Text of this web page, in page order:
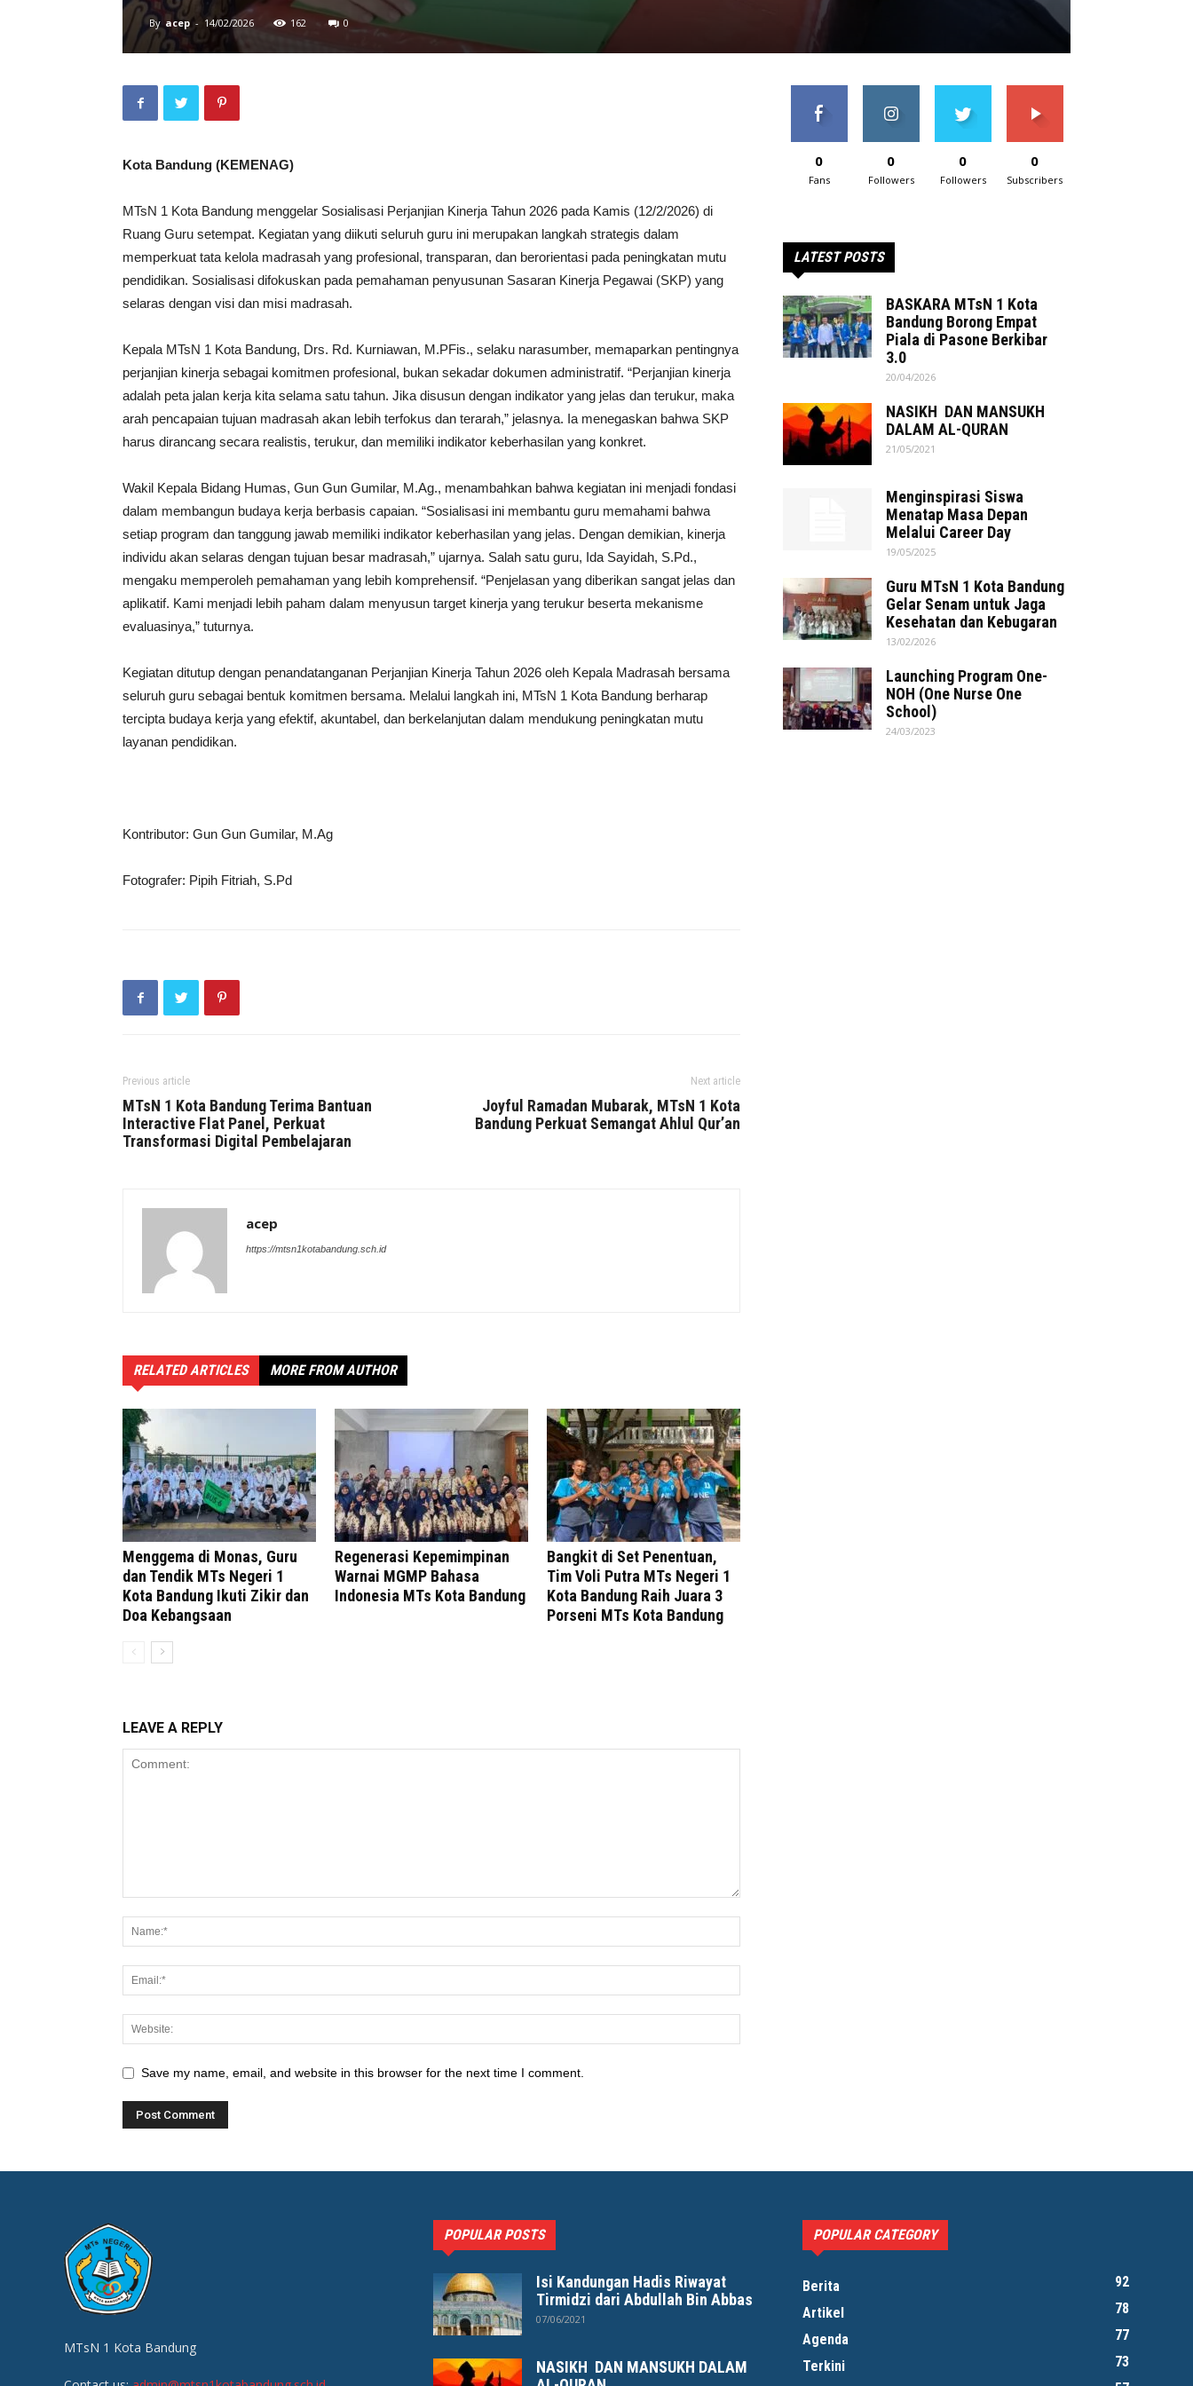
By acep - 14/02/2026 162 0
Kota Bandung (KEMENAG)
MTsN 1 Kota Bandung menggelar Sosialisasi Perjanjian Kinerja Tahun 2026 pada Kamis (12/2/2026) di
Ruang Guru setempat. Kegiatan yang diikuti seluruh guru ini merupakan langkah strategis dalam
memperkuat tata kelola madrasah yang profesional, transparan, dan berorientasi pada peningkatan mutu
pendidikan. Sosialisasi difokuskan pada pemahaman penyusunan Sasaran Kinerja Pegawai (SKP) yang
selaras dengan visi dan misi madrasah.
Kepala MTsN 1 Kota Bandung, Drs. Rd. Kurniawan, M.PFis., selaku narasumber, memaparkan pentingnya
perjanjian kinerja sebagai komitmen profesional, bukan sekadar dokumen administratif. “Perjanjian kinerja
adalah peta jalan kerja kita selama satu tahun. Jika disusun dengan indikator yang jelas dan terukur, maka
arah pencapaian tujuan madrasah akan lebih terfokus dan terarah,” jelasnya. Ia menegaskan bahwa SKP
harus dirancang secara realistis, terukur, dan memiliki indikator keberhasilan yang konkret.
Wakil Kepala Bidang Humas, Gun Gun Gumilar, M.Ag., menambahkan bahwa kegiatan ini menjadi fondasi
dalam membangun budaya kerja berbasis capaian. “Sosialisasi ini membantu guru memahami bahwa
setiap program dan tanggung jawab memiliki indikator keberhasilan yang jelas. Dengan demikian, kinerja
individu akan selaras dengan tujuan besar madrasah,” ujarnya. Salah satu guru, Ida Sayidah, S.Pd.,
mengaku memperoleh pemahaman yang lebih komprehensif. “Penjelasan yang diberikan sangat jelas dan
aplikatif. Kami menjadi lebih paham dalam menyusun target kinerja yang terukur beserta mekanisme
evaluasinya,” tuturnya.
Kegiatan ditutup dengan penandatanganan Perjanjian Kinerja Tahun 2026 oleh Kepala Madrasah bersama
seluruh guru sebagai bentuk komitmen bersama. Melalui langkah ini, MTsN 1 Kota Bandung berharap
tercipta budaya kerja yang efektif, akuntabel, dan berkelanjutan dalam mendukung peningkatan mutu
layanan pendidikan.
Kontributor: Gun Gun Gumilar, M.Ag
Fotografer: Pipih Fitriah, S.Pd
Previous article
MTsN 1 Kota Bandung Terima Bantuan
Interactive Flat Panel, Perkuat
Transformasi Digital Pembelajaran
Next article
Joyful Ramadan Mubarak, MTsN 1 Kota
Bandung Perkuat Semangat Ahlul Qur’an
acep
https://mtsn1kotabandung.sch.id
RELATED ARTICLES MORE FROM AUTHOR
Menggema di Monas, Guru
dan Tendik MTs Negeri 1
Kota Bandung Ikuti Zikir dan
Doa Kebangsaan
Regenerasi Kepemimpinan
Warnai MGMP Bahasa
Indonesia MTs Kota Bandung
Bangkit di Set Penentuan,
Tim Voli Putra MTs Negeri 1
Kota Bandung Raih Juara 3
Porseni MTs Kota Bandung
LEAVE A REPLY
Save my name, email, and website in this browser for the next time I comment.
0
Fans
0
Followers
0
Followers
0
Subscribers
LATEST POSTS
BASKARA MTsN 1 Kota
Bandung Borong Empat
Piala di Pasone Berkibar
3.0
20/04/2026
NASIKH DAN MANSUKH
DALAM AL-QURAN
21/05/2021
Menginspirasi Siswa
Menatap Masa Depan
Melalui Career Day
19/05/2025
Guru MTsN 1 Kota Bandung
Gelar Senam untuk Jaga
Kesehatan dan Kebugaran
13/02/2026
Launching Program One-
NOH (One Nurse One
School)
24/03/2023
MTsN 1 Kota Bandung
POPULAR POSTS
Isi Kandungan Hadis Riwayat
Tirmidzi dari Abdullah Bin Abbas
07/06/2021
NASIKH DAN MANSUKH DALAM
POPULAR CATEGORY
Berita
92
Artikel
78
Agenda
77
Terkini
73